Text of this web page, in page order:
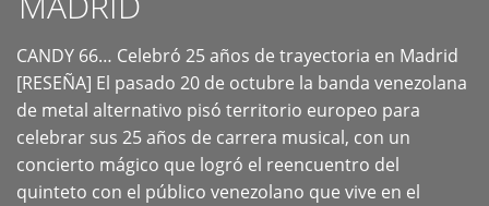
CANDY 66… Celebró 25 años de trayectoria en Madrid
[RESEÑA] El pasado 20 de octubre la banda venezolana
de metal alternativo pisó territorio europeo para
celebrar sus 25 años de carrera musical, con un
concierto mágico que logró el reencuentro del
quinteto con el público venezolano que vive en el
+